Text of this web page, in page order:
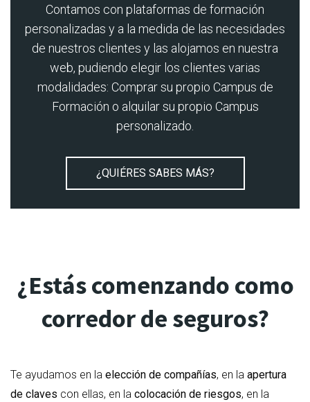
Contamos con plataformas de formación
personalizadas y a la medida de las necesidades
de nuestros clientes y las alojamos en nuestra
web, pudiendo elegir los clientes varias
modalidades: Comprar su propio Campus de
Formación o alquilar su propio Campus
personalizado.
¿QUIÉRES SABES MÁS?
¿Estás comenzando como
corredor de seguros?
Te ayudamos en la elección de compañías, en la apertura
de claves con ellas, en la colocación de riesgos, en la